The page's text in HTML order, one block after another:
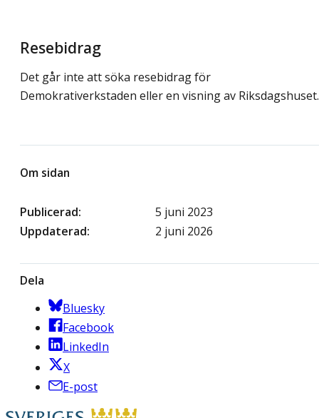
Resebidrag
Det går inte att söka resebidrag för
Demokrativerkstaden eller en visning av Riksdagshuset.
Om sidan
Publicerad
5 juni 2023
Uppdaterad
2 juni 2026
Dela
Bluesky
Facebook
LinkedIn
X
E-post